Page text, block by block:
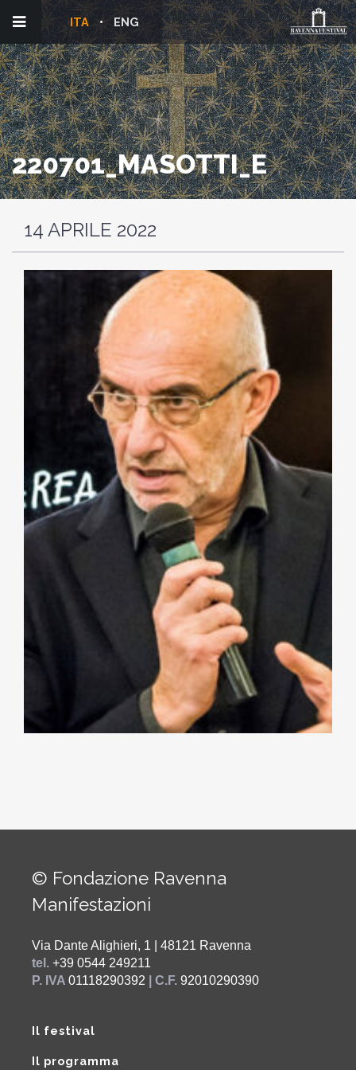
ENG
ITA
220701_MASOTTI_E
14 APRILE 2022
© Fondazione Ravenna
Manifestazioni
Via Dante Alighieri, 1 | 48121 Ravenna
tel. +39 0544 249211
P. IVA 01118290392 | C.F. 92010290390
Il festival
Il programma